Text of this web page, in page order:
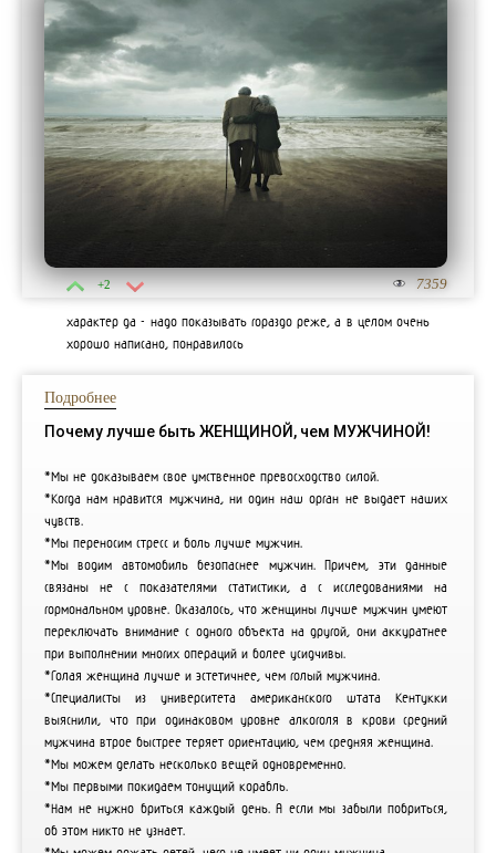
7359
+2
характер да - надо показывать гораздо реже, а в целом очень
хорошо написано, понравилось
Подробнее
Почему лучше быть ЖЕНЩИНОЙ, чем МУЖЧИНОЙ!
*Мы не доказываем свое умственное превосходство силой.
*Когда нам нравится мужчина, ни один наш орган не выдает наших
чувств.
*Мы переносим стресс и боль лучше мужчин.
*Мы водим автомобиль безопаснее мужчин. Причем, эти данные
связаны не с показателями статистики, а с исследованиями на
гормональном уровне. Оказалось, что женщины лучше мужчин умеют
переключать внимание с одного объекта на другой, они аккуратнее
при выполнении многих операций и более усидчивы.
*Голая женщина лучше и эстетичнее, чем голый мужчина.
*Специалисты из университета американского штата Кентукки
выяснили, что при одинаковом уровне алкоголя в крови средний
мужчина втрое быстрее теряет ориентацию, чем средняя женщина.
*Мы можем делать несколько вещей одновременно.
*Мы первыми покидаем тонущий корабль.
*Нам не нужно бриться каждый день. А если мы забыли побриться,
об этом никто не узнает.